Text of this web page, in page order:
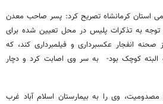
استان کرمانشاه تصریح کرد: پسر صاحب معدن
توجه به تذکرات پلیس در محل تعیین شده برای
صحنه انفجار عکسبرداری و فیلمبرداری کند، که
البته کوچک بود- به سر وی اصابت کرد و دچار
وی را به بیمارستان اسلام آباد غرب